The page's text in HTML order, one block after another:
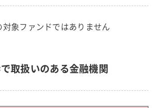
対象ファンドではありません
取扱いのある金融機関